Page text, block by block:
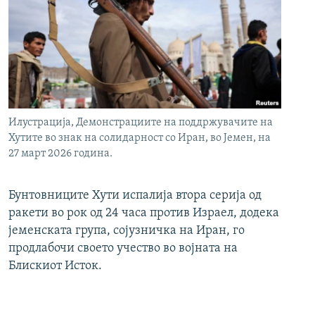
Илустрација, Демонстрациите на поддржувачите на
Хутите во знак на солидарност со Иран, во Јемен, на
27 март 2026 година.
Бунтовниците Хути испалија втора серија од
ракети во рок од 24 часа против Израел, додека
јеменската група, сојузничка на Иран, го
продлабочи своето учество во војната на
Блискиот Исток.